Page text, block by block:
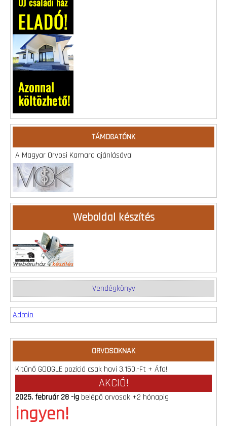
TÁMOGATÓNK
A Magyar Orvosi Kamara ajánlásával
Weboldal készítés
Vendégkönyv
Admin
ORVOSOKNAK
Kitűnő GOOGLE pozíció csak havi 3.150.-Ft + Áfa!
AKCIÓ!
2025. február 28 -ig belépő orvosok +2 hónapig
ingyen!